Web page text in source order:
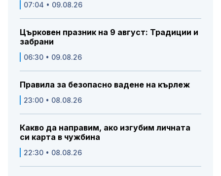
07:04 • 09.08.26
Църковен празник на 9 август: Традиции и
забрани
06:30 • 09.08.26
Правила за безопасно вадене на кърлеж
23:00 • 08.08.26
Какво да направим, ако изгубим личната
си карта в чужбина
22:30 • 08.08.26